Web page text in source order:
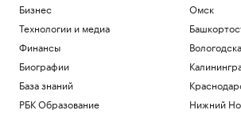
Бизнес
Технологии и медиа
Финансы
Биографии
База знаний
РБК Образование
Омск
Нижний